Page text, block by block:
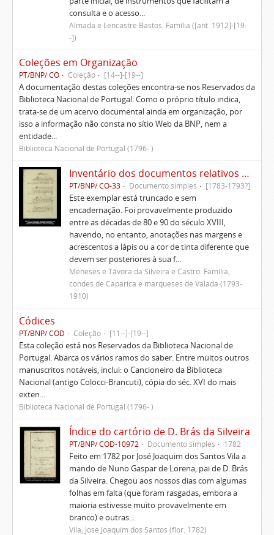
consulta e o acesso...
Almada e Lencastre Bastos. Família ([ant. 1912]-[19-
-])
Coleções em Organização
PT/BNP/ CO Coleção [14--]-[19--]
A documentação destas coleções encontra-se nos Reservados da
Biblioteca Nacional de Portugal. Como o próprio título indica,
trata-se de um acervo documental ainda em organização, por
isso a informação não consta no sítio Web da BNP, nem a
entidade...
Biblioteca Nacional de Portugal (1796- )
Inventário dos documentos relativos aos Morgados da Patameira, de Oliveira e de Caparica
PT/BNP/ CO-33 Documento simples [1783-1793?]
Este exemplar está truncado e sem
encadernação. Foi provavelmente produzido
entre as décadas de 80 e 90 do século XVIII,
havendo, no entanto, anotações nas margens e
acrescentos a lápis ou a cor de tinta diferente que
devem ser posteriores à sua f...
Meneses e Távora da Silveira e Castro. Família,
condes de Caparica e marqueses de Valada (1793-
1910)
Códices
PT/BNP/ COD Coleção [11--]-[19--]
Esta coleção está nos Reservados da Biblioteca Nacional de
Portugal. Abarca os vários ramos do saber. Entre muitos outros
manuscritos notáveis, inclui: o Cancioneiro da Biblioteca
Nacional (antigo Colocci-Brancuti), cópia do séc. XVI do mais
exten...
Biblioteca Nacional de Portugal (1796- )
Índice do cartório de D. Brás da Silveira
PT/BNP/ COD-10972 Documento simples 1782
Feito em 1782 por José Joaquim dos Santos Vila a
mando de Nuno Gaspar de Lorena, pai de D. Brás
da Silveira. Chegou aos nossos dias com algumas
folhas em falta (que foram rasgadas, embora a
maioria estivesse muito provavelmente em
branco) e outras...
Vila, José Joaquim dos Santos (flor. 1782)